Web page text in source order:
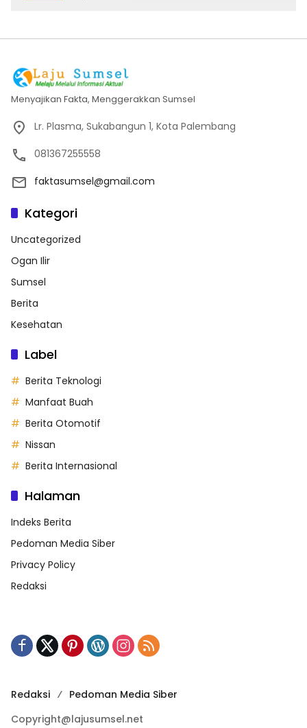
Menyajikan Fakta, Menggerakkan Sumsel
Lr. Plasma, Sukabangun 1, Kota Palembang
081367255558
faktasumsel@gmail.com
Kategori
Uncategorized
Ogan Ilir
Sumsel
Berita
Kesehatan
Label
Berita Teknologi
Manfaat Buah
Berita Otomotif
Nissan
Berita Internasional
Halaman
Indeks Berita
Pedoman Media Siber
Privacy Policy
Redaksi
Redaksi
Pedoman Media Siber
Copyright@lajusumsel.net